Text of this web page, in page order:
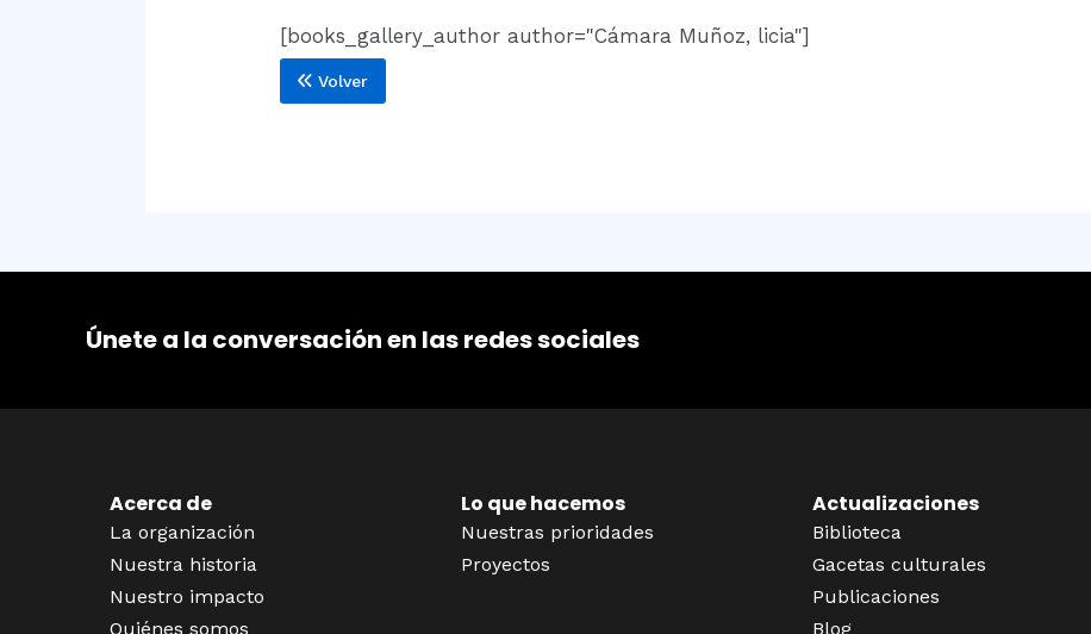
[books_gallery_author author="Cámara Muñoz, licia"]
Volver
Únete a la conversación en las redes sociales
Acerca de
La organización
Nuestra historia
Nuestro impacto
Quiénes somos
Lo que hacemos
Nuestras prioridades
Proyectos
Actualizaciones
Biblioteca
Gacetas culturales
Publicaciones
Blog